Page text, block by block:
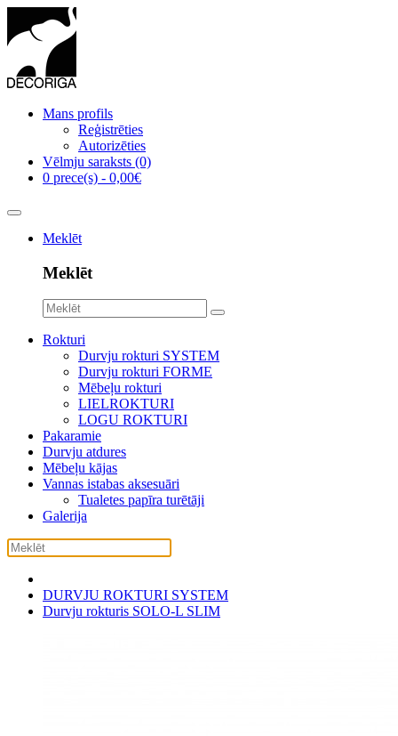
Mans profils
Reģistrēties
Autorizēties
Vēlmju saraksts (0)
0 prece(s) - 0,00€
Meklēt
Meklēt
Rokturi
Durvju rokturi SYSTEM
Durvju rokturi FORME
Mēbeļu rokturi
LIELROKTURI
LOGU ROKTURI
Pakaramie
Durvju atdures
Mēbeļu kājas
Vannas istabas aksesuāri
Tualetes papīra turētāji
Galerija
DURVJU ROKTURI SYSTEM
Durvju rokturis SOLO-L SLIM